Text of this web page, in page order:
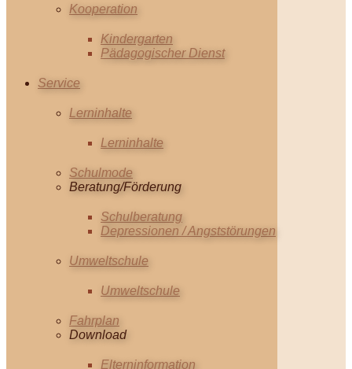
Kooperation
Kindergarten
Pädagogischer Dienst
Service
Lerninhalte
Lerninhalte
Schulmode
Beratung/Förderung
Schulberatung
Depressionen / Angststörungen
Umweltschule
Umweltschule
Fahrplan
Download
Elterninformation